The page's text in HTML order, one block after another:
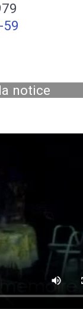
59
notice